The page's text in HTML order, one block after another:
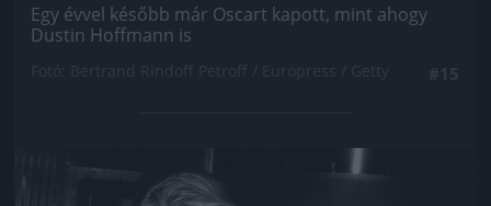
Egy évvel később már Oscart kapott, mint ahogy
Dustin Hoffmann is
Jön még kép!